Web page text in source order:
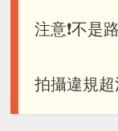
注意❗不是
拍攝違規超